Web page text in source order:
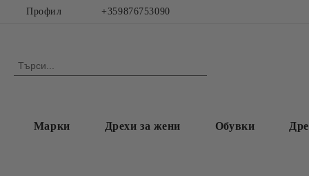
Профил +359876753090
Марки Дрехи за жени Обувки